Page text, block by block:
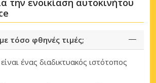
την ενοικίαση αυτοκινήτου
τόσο φθηνές τιμές;
ένας διαδικτυακός ιστότοπος